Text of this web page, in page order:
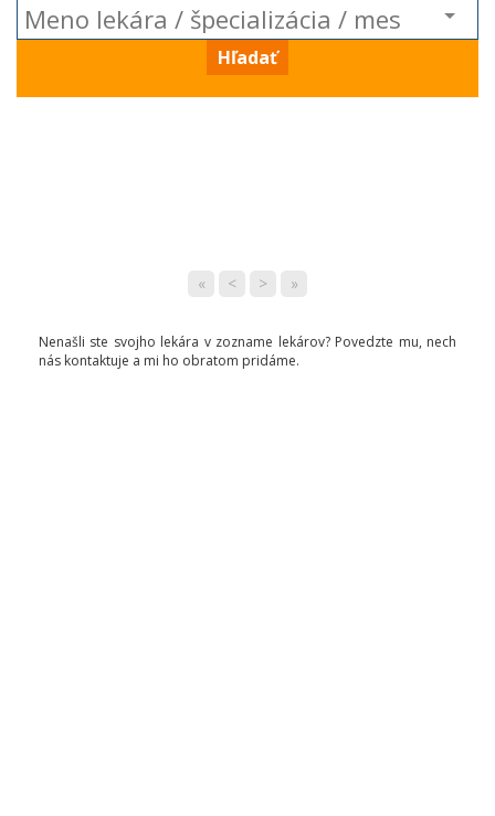
Hľadať
« < > »
Nenašli ste svojho lekára v zozname lekárov? Povedzte mu, nech
nás kontaktuje a mi ho obratom pridáme.